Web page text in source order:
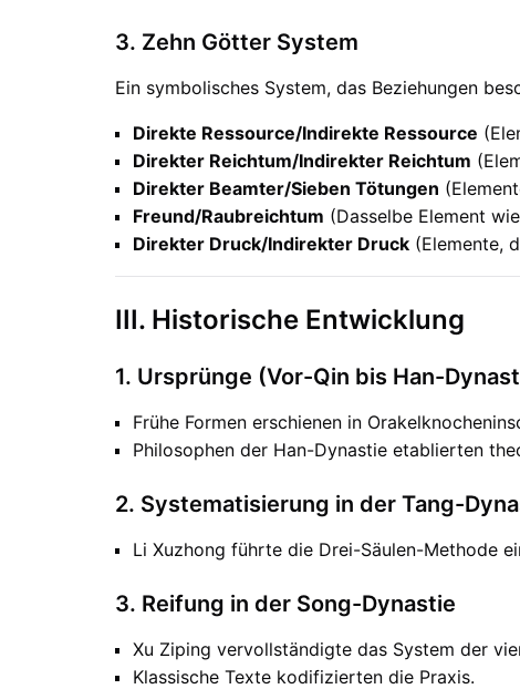
3. Zehn Götter System
Ein symbolisches System, das Beziehungen
Direkte Ressource/Indirekte Ressource
Direkter Reichtum/Indirekter Reichtum
Direkter Beamter/Sieben Tötungen
Freund/Raubreichtum (Dasselbe Element
Direkter Druck/Indirekter Druck (Elemente,
III. Historische Entwicklung
1. Ursprünge (Vor-Qin bis Han-
Frühe Formen erschienen in
Philosophen der Han-Dynastie etablierten
2. Systematisierung in der Tang-
Li Xuzhong führte die Drei-Säulen-Methode
3. Reifung in der Song-Dynastie
Xu Ziping vervollständigte das System der
Klassische Texte kodifizierten die Praxis.